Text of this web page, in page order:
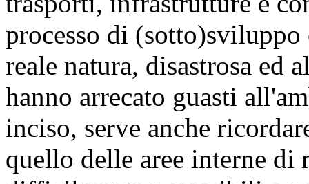
processo di (sotto)sviluppo
reale natura, disastrosa ed
hanno arrecato guasti
inciso, serve anche
quello delle aree interne di